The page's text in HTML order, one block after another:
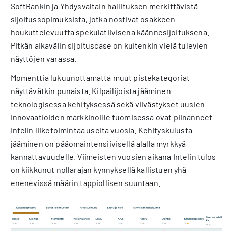
SoftBankin ja Yhdysvaltain hallituksen merkittävistä
sijoitussopimuksista, jotka nostivat osakkeen
houkuttelevuutta spekulatiivisena käännesijoituksena.
Pitkän aikavälin sijoituscase on kuitenkin vielä tulevien
näyttöjen varassa.
Momenttia lukuunottamatta muut pistekategoriat
näyttävätkin punaista. Kilpailijoista jääminen
teknologisessa kehityksessä sekä viivästykset uusien
innovaatioiden markkinoille tuomisessa ovat piinanneet
Intelin liiketoimintaa useita vuosia. Kehityskulusta
jääminen on pääomaintensiivisellä alalla myrkkyä
kannattavuudelle. Viimeisten vuosien aikana Intelin tulos
on kiikkunut nollarajan kynnyksellä kallistuen yhä
enenevissä määrin tappiollisen suuntaan.